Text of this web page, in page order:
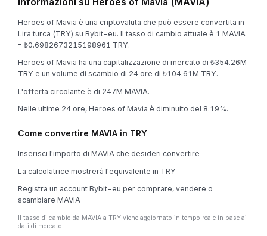
Heroes of Mavia è una criptovaluta che può essere convertita in
Lira turca (TRY) su Bybit-eu. Il tasso di cambio attuale è 1 MAVIA
= ₺0.6982673215198961 TRY.
Heroes of Mavia ha una capitalizzazione di mercato di ₺354.26M
TRY e un volume di scambio di 24 ore di ₺104.61M TRY.
L'offerta circolante è di 247M MAVIA.
Nelle ultime 24 ore, Heroes of Mavia è diminuito del 8.19%.
Come convertire MAVIA in TRY
Inserisci l'importo di MAVIA che desideri convertire
La calcolatrice mostrerà l'equivalente in TRY
Registra un account Bybit-eu per comprare, vendere o
scambiare MAVIA
Il tasso di cambio da MAVIA a TRY viene aggiornato in tempo reale in base ai
dati di mercato.